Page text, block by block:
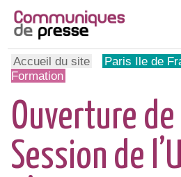
Accueil du site Paris Ile de
Formation
Ouverture
Session de